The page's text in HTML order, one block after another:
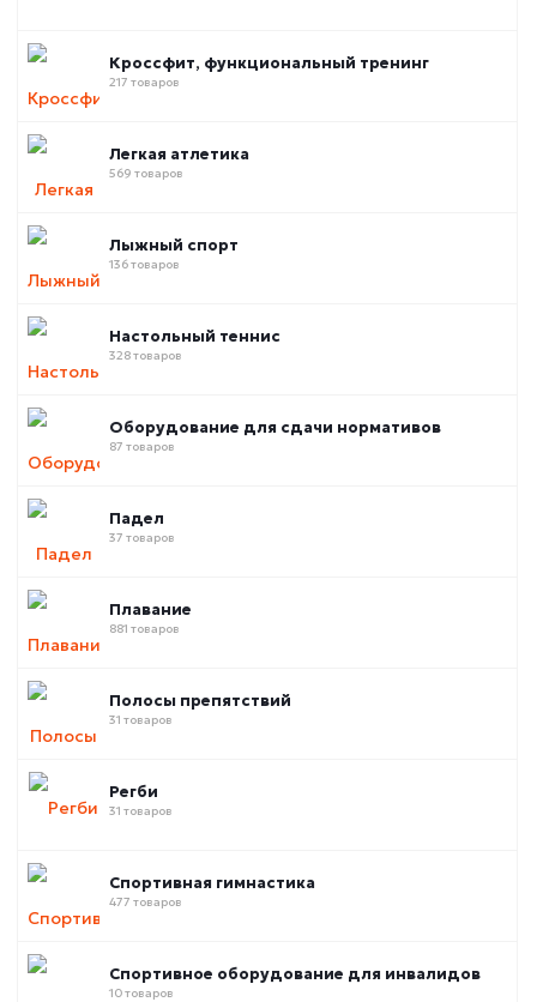
Кроссфит, функциональный тренинг
217 товаров
Легкая атлетика
569 товаров
Лыжный спорт
136 товаров
Настольный теннис
328 товаров
Оборудование для сдачи нормативов
87 товаров
Падел
37 товаров
Плавание
881 товаров
Полосы препятствий
31 товаров
Регби
31 товаров
Спортивная гимнастика
477 товаров
Спортивное оборудование для инвалидов
10 товаров